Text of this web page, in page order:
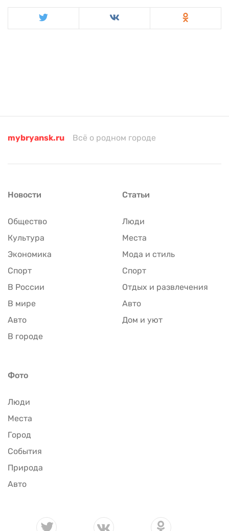
mybryansk.ru Всё о родном городе
Новости
Общество
Культура
Экономика
Спорт
В России
В мире
Авто
В городе
Статьи
Люди
Места
Мода и стиль
Спорт
Отдых и развлечения
Авто
Дом и уют
Фото
Люди
Места
Город
События
Природа
Авто